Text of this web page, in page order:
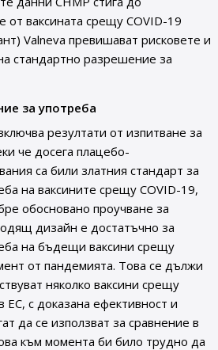
от ваксината срещу COVID-19
Valneva превишават рисковете и
стандартно разрешение за
за употреба
резултати от изпитване за
че досега плацебо-
са били златния стандарт за
на ваксините срещу COVID-19,
обосновано проучване за
дизайн е достатъчно за
на бъдещи ваксини срещу
от пандемията. Това се дължи
няколко ваксини срещу
с доказана ефективност и
да се използват за сравнение в
към момента би било трудно да